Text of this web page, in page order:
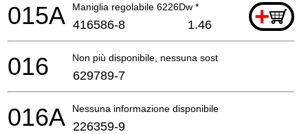
Maniglia regolabile 6226Dw * +
015A 416586-8 1.46
Non più disponibile, nessuna sostituzione
016 629789-7
Nessuna informazione disponibile, non ordinabile
016A 226359-9